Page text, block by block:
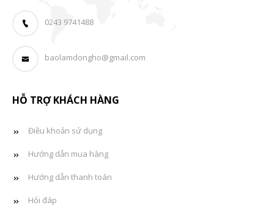
0243 9741488
baolamdongho@gmail.com
HỖ TRỢ KHÁCH HÀNG
Điều khoản sử dụng
Hướng dẫn mua hàng
Hướng dẫn thanh toán
Hỏi đáp